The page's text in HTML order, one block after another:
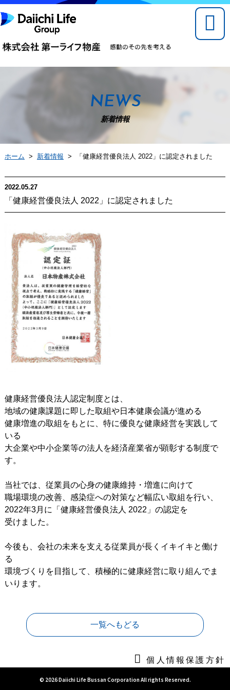
NEWS
新着情報
ホーム > 新着情報 > 「健康経営優良法人 2022」に認定されました
2022.05.27
「健康経営優良法人 2022」に認定されました
健康経営優良法人認定制度とは、
地域の健康課題に即した取組や日本健康会議が進める
健康増進の取組をもとに、特に優良な健康経営を実践して
いる
大企業や中小企業等の法人を経済産業省が顕彰する制度で
す。
当社では、従業員の心身の健康維持・増進に向けて
職場環境の改善、感染症への対策など幅広い取組を行い、
2022年3月に「健康経営優良法人 2022」の認定を
受けました。
今後も、会社の未来を支える従業員が長くイキイキと働け
る
環境づくりを目指して、積極的に健康経営に取り組んでま
いります。
一覧へもどる
個人情報保護方針
© 2026 Daiichi Life Bussan Corporation All rights Reserved.